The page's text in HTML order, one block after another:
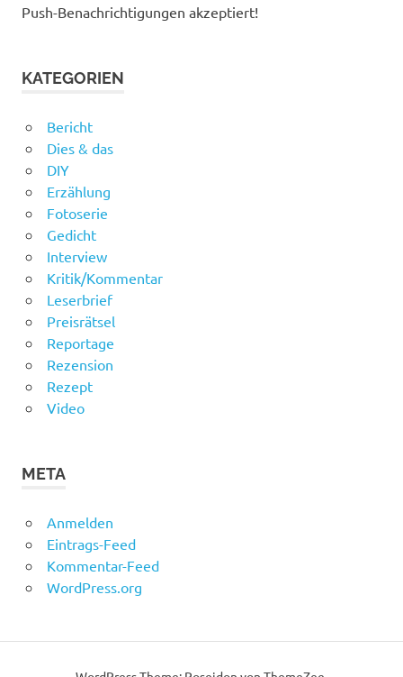
Push-Benachrichtigungen akzeptiert!
KATEGORIEN
Bericht
Dies & das
DIY
Erzählung
Fotoserie
Gedicht
Interview
Kritik/Kommentar
Leserbrief
Preisrätsel
Reportage
Rezension
Rezept
Video
META
Anmelden
Eintrags-Feed
Kommentar-Feed
WordPress.org